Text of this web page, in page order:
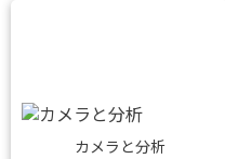
カメラと分析